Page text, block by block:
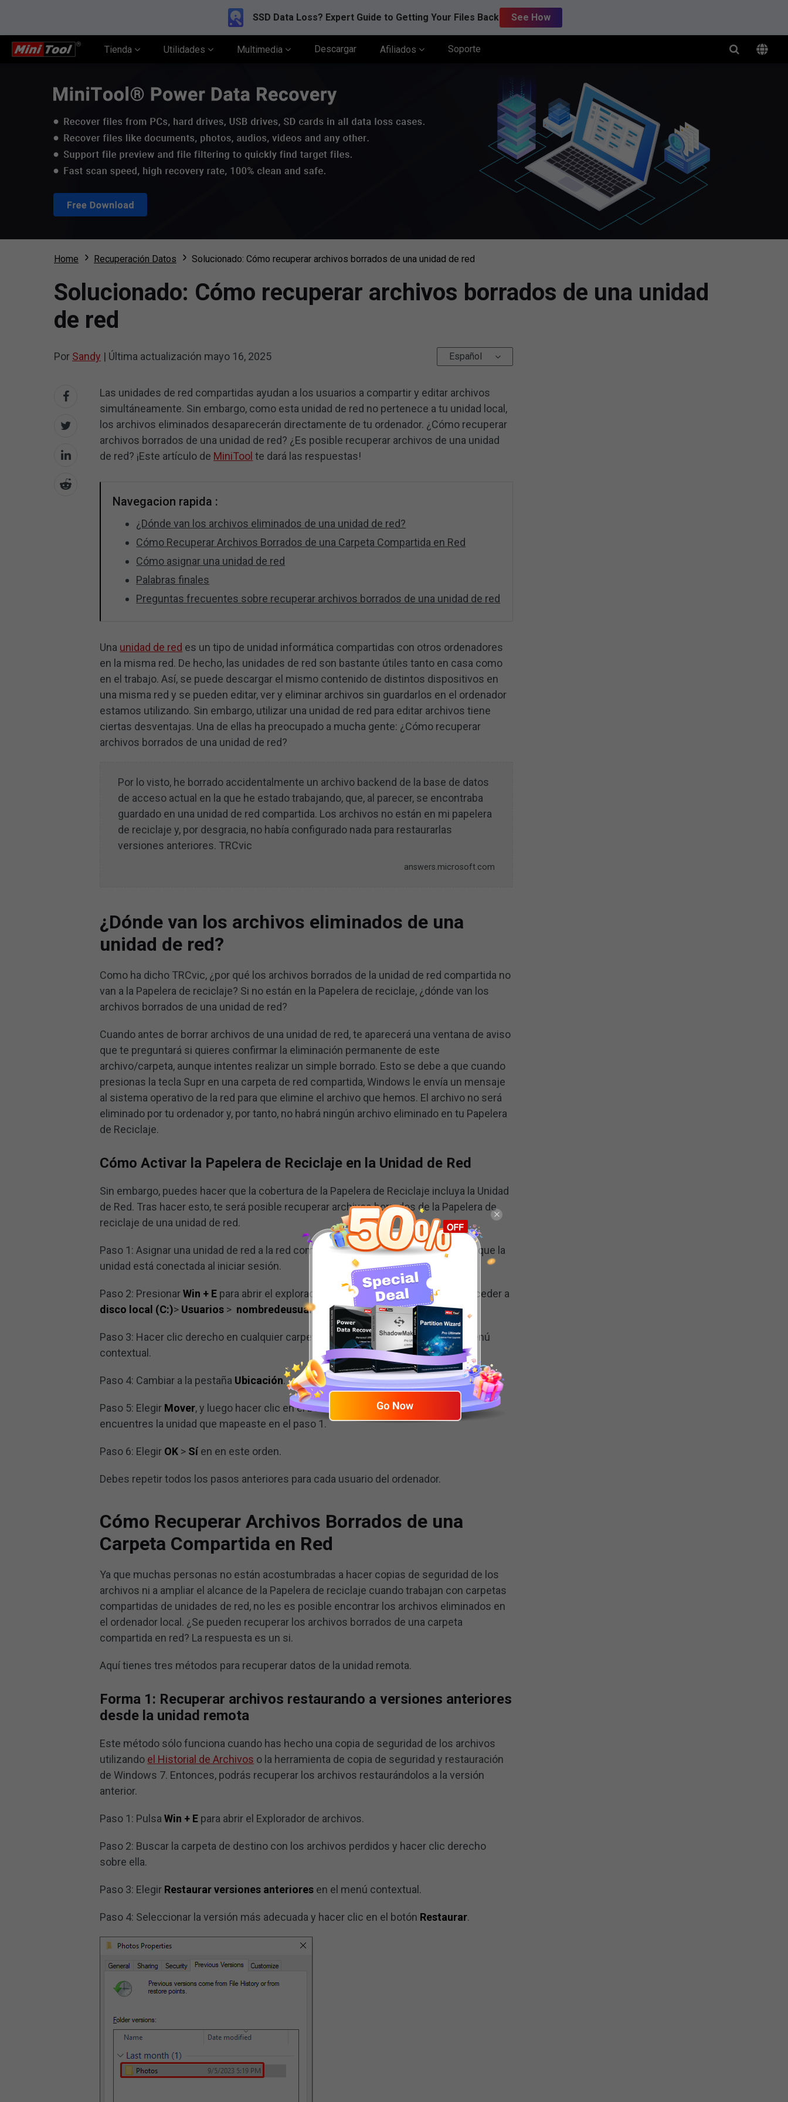
SSD Data Loss? Expert Guide to Getting Your Files Back See How
Tienda Utilidades Multimedia Descargar Afiliados Soporte
Home Recuperación Datos Solucionado: Cómo recuperar archivos borrados de una unidad de red
Solucionado: Cómo recuperar archivos borrados de una unidad
de red
Por Sandy | Última actualización mayo 16, 2025 Español
Las unidades de red compartidas ayudan a los usuarios a compartir y editar archivos
simultáneamente. Sin embargo, como esta unidad de red no pertenece a tu unidad local,
los archivos eliminados desaparecerán directamente de tu ordenador. ¿Cómo recuperar
archivos borrados de una unidad de red? ¿Es posible recuperar archivos de una unidad
de red? ¡Este artículo de MiniTool te dará las respuestas!
Navegacion rapida :
¿Dónde van los archivos eliminados de una unidad de red?
Cómo Recuperar Archivos Borrados de una Carpeta Compartida en Red
Cómo asignar una unidad de red
Palabras finales
Preguntas frecuentes sobre recuperar archivos borrados de una unidad de red
Una unidad de red es un tipo de unidad informática compartidas con otros ordenadores
en la misma red. De hecho, las unidades de red son bastante útiles tanto en casa como
en el trabajo. Así, se puede descargar el mismo contenido de distintos dispositivos en
una misma red y se pueden editar, ver y eliminar archivos sin guardarlos en el ordenador
estamos utilizando. Sin embargo, utilizar una unidad de red para editar archivos tiene
ciertas desventajas. Una de ellas ha preocupado a mucha gente: ¿Cómo recuperar
archivos borrados de una unidad de red?
Por lo visto, he borrado accidentalmente un archivo backend de la base de datos
de acceso actual en la que he estado trabajando, que, al parecer, se encontraba
guardado en una unidad de red compartida. Los archivos no están en mi papelera
de reciclaje y, por desgracia, no había configurado nada para restaurarlas
versiones anteriores. TRCvic
answers.microsoft.com
¿Dónde van los archivos eliminados de una
unidad de red?
Como ha dicho TRCvic, ¿por qué los archivos borrados de la unidad de red compartida no
van a la Papelera de reciclaje? Si no están en la Papelera de reciclaje, ¿dónde van los
archivos borrados de una unidad de red?
Cuando antes de borrar archivos de una unidad de red, te aparecerá una ventana de aviso
que te preguntará si quieres confirmar la eliminación permanente de este
archivo/carpeta, aunque intentes realizar un simple borrado. Esto se debe a que cuando
presionas la tecla Supr en una carpeta de red compartida, Windows le envía un mensaje
al sistema operativo de la red para que elimine el archivo que hemos. El archivo no será
eliminado por tu ordenador y, por tanto, no habrá ningún archivo eliminado en tu Papelera
de Reciclaje.
Cómo Activar la Papelera de Reciclaje en la Unidad de Red
Sin embargo, puedes hacer que la cobertura de la Papelera de Reciclaje incluya la Unidad
de Red. Tras hacer esto, te será posible recuperar archivos borrados de la Papelera de
reciclaje de una unidad de red.
Paso 1: Asignar una unidad de red a la red compartida. Tendrás que asegurarte de que la
unidad está conectada al iniciar sesión.
Paso 2: PresionarWin + E para abrir el explorador de archivos y, a continuación, acceder a
disco local (C:)> Usuarios > nombredeusuario
Paso 3: Hacer clic derecho en cualquier carpeta y elegir las Propiedadesen el menú
contextual.
Paso 4: Cambiar a la pestaña Ubicación.
Paso 5: Elegir Mover, y luego hacer clic en el botón Seleccionar Carpeta
cuando
encuentres la unidad que mapeaste en el paso 1.
Paso 6: Elegir OK > Sí en en este orden.
Debes repetir todos los pasos anteriores para cada usuario del ordenador.
Cómo Recuperar Archivos Borrados de una
Carpeta Compartida en Red
Ya que muchas personas no están acostumbradas a hacer copias de seguridad de los
archivos ni a ampliar el alcance de la Papelera de reciclaje cuando trabajan con carpetas
compartidas de unidades de red, no les es posible encontrar los archivos eliminados en
el ordenador local. ¿Se pueden recuperar los archivos borrados de una carpeta
compartida en red? La respuesta es un si.
Aquí tienes tres métodos para recuperar datos de la unidad remota.
Forma 1: Recuperar archivos restaurando a versiones anteriores
desde la unidad remota
Este método sólo funciona cuando has hecho una copia de seguridad de los archivos
utilizando el Historial de Archivos o la herramienta de copia de seguridad y restauración
de Windows 7. Entonces, podrás recuperar los archivos restaurándolos a la versión
anterior.
Paso 1: PulsaWin + E para abrir el Explorador de archivos.
Paso 2: Buscar la carpeta de destino con los archivos perdidos y hacer clic derecho
sobre ella.
Paso 3: Elegir Restaurar versiones anteriores en el menú contextual.
Paso 4: Seleccionar la versión más adecuada y hacer clic en el botón Restaurar.